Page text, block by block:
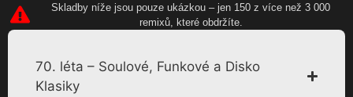
Skladby níže jsou pouze ukázkou – jen 150 z více než 3 000
remixů, které obdržíte.
70. léta – Soulové, Funkové a Disko
Klasiky